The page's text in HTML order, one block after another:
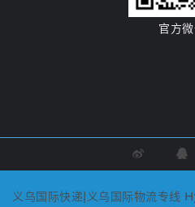
官方
义乌国际快递|义乌国际物流专